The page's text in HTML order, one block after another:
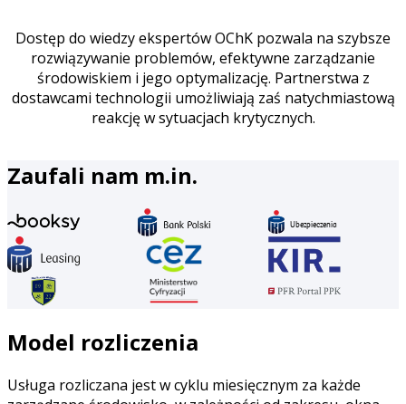
Dostęp do wiedzy ekspertów OChK pozwala na szybsze
rozwiązywanie problemów, efektywne zarządzanie
środowiskiem i jego optymalizację. Partnerstwa z
dostawcami technologii umożliwiają zaś natychmiastową
reakcję w sytuacjach krytycznych.
Zaufali nam m.in.
Model rozliczenia
Usługa rozliczana jest w cyklu miesięcznym za każde